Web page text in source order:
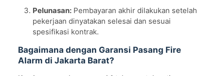
Pelunasan:Pembayaran akhir dilakukan setelah
pekerjaan dinyatakan selesai dan sesuai
spesifikasi kontrak.
Bagaimana dengan Garansi Pasang Fire
Alarm di Jakarta Barat?